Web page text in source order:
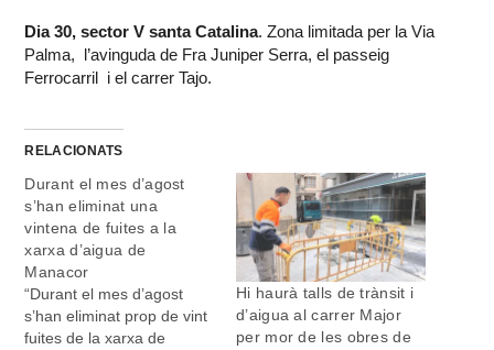
Dia 30, sector V santa Catalina. Zona limitada per la Via
Palma, l’avinguda de Fra Juniper Serra, el passeig
Ferrocarril i el carrer Tajo.
RELACIONATS
Durant el mes d’agost
s’han eliminat una
vintena de fuites a la
xarxa d’aigua de
Manacor
“Durant el mes d’agost
s’han eliminat prop de vint
fuites de la xarxa de
Hi haurà talls de trànsit i
d’aigua al carrer Major
per mor de les obres de